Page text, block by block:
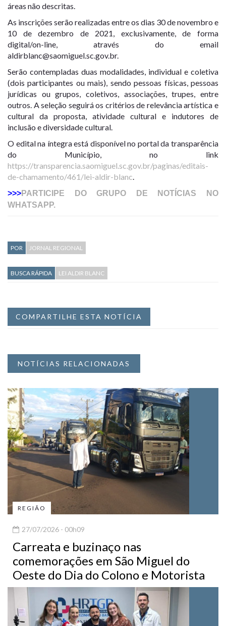
áreas não descritas.
As inscrições serão realizadas entre os dias 30 de novembro e
10 de dezembro de 2021, exclusivamente, de forma
digital/on-line, através do email
aldirblanc@saomiguel.sc.gov.br.
Serão contempladas duas modalidades, individual e coletiva
(dois participantes ou mais), sendo pessoas físicas, pessoas
jurídicas ou grupos, coletivos, associações, trupes, entre
outros. A seleção seguirá os critérios de relevância artística e
cultural da proposta, atividade cultural e indutores de
inclusão e diversidade cultural.
O edital na íntegra está disponível no portal da transparência
do Município, no link
https://transparencia.saomiguel.sc.gov.br/paginas/editais-
de-chamamento/461/lei-aldir-blanc
>>>PARTICIPE DO GRUPO DE NOTÍCIAS NO
WHATSAPP.
POR JORNAL REGIONAL
BUSCA RÁPIDA LEI ALDIR BLANC
COMPARTILHE ESTA NOTÍCIA
NOTÍCIAS RELACIONADAS
REGIÃO
27/07/2026 - 00h09
Carreata e buzinaço nas
comemorações em São Miguel do
Oeste do Dia do Colono e Motorista